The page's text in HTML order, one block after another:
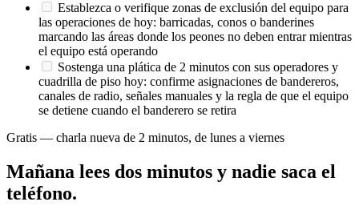
Establezca o verifique zonas de exclusión del equipo para
las operaciones de hoy: barricadas, conos o banderines
marcando las áreas donde los peones no deben entrar mientras
el equipo está operando
Sostenga una plática de 2 minutos con sus operadores y
cuadrilla de piso hoy: confirme asignaciones de bandereros,
canales de radio, señales manuales y la regla de que el equipo
se detiene cuando el banderero se retira
Gratis — charla nueva de 2 minutos, de lunes a viernes
Mañana lees dos minutos y nadie saca el
teléfono.